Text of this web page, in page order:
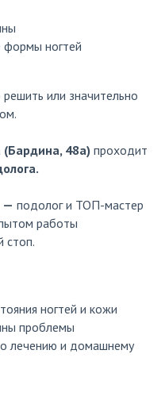
формы ногтей
или значительно
(Бардина, 48а) проходит
— подолог и ТОП-мастер
работы
стоп.
ногтей и кожи
проблемы
лечению и домашнему